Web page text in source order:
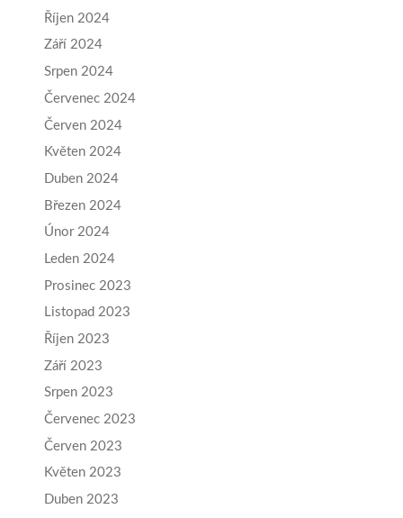
Říjen 2024
Září 2024
Srpen 2024
Červenec 2024
Červen 2024
Květen 2024
Duben 2024
Březen 2024
Únor 2024
Leden 2024
Prosinec 2023
Listopad 2023
Říjen 2023
Září 2023
Srpen 2023
Červenec 2023
Červen 2023
Květen 2023
Duben 2023